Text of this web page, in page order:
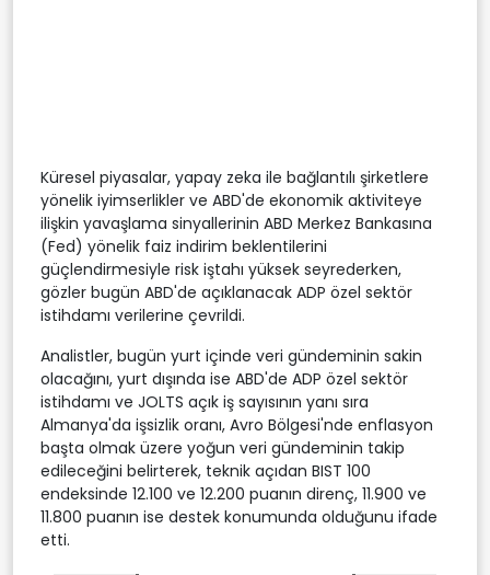
Küresel piyasalar, yapay zeka ile bağlantılı şirketlere
yönelik iyimserlikler ve ABD'de ekonomik aktiviteye
ilişkin yavaşlama sinyallerinin ABD Merkez Bankasına
(Fed) yönelik faiz indirim beklentilerini
güçlendirmesiyle risk iştahı yüksek seyrederken,
gözler bugün ABD'de açıklanacak ADP özel sektör
istihdamı verilerine çevrildi.
Analistler, bugün yurt içinde veri gündeminin sakin
olacağını, yurt dışında ise ABD'de ADP özel sektör
istihdamı ve JOLTS açık iş sayısının yanı sıra
Almanya'da işsizlik oranı, Avro Bölgesi'nde enflasyon
başta olmak üzere yoğun veri gündeminin takip
edileceğini belirterek, teknik açıdan BIST 100
endeksinde 12.100 ve 12.200 puanın direnç, 11.900 ve
11.800 puanın ise destek konumunda olduğunu ifade
etti.